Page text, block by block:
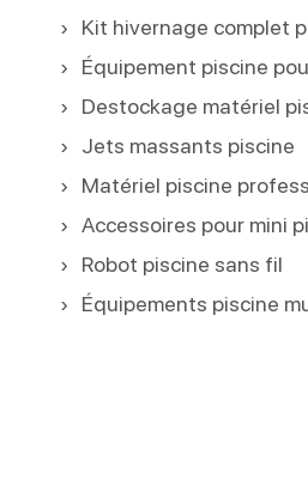
Kit hivernage complet
Équipement piscine
Destockage matériel
Jets massants piscine
Matériel piscine
Accessoires pour mini
Robot piscine sans fil
Équipements piscine